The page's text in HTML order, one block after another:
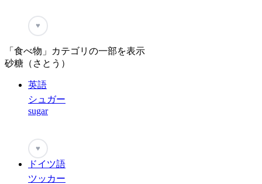
♥
「食べ物」カテゴリの一部を表示
砂糖（さとう）
英語
シュガー
sugar
♥
ドイツ語
ツッカー